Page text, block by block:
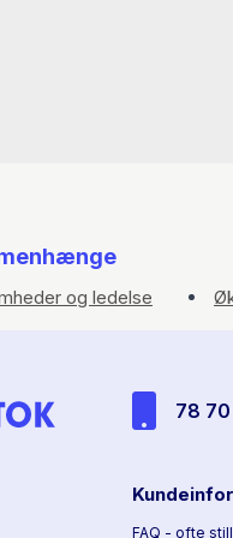
og ledelse
78 70
FAQ - ofte